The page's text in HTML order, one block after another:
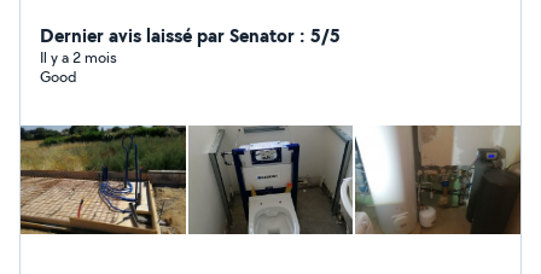
Dernier avis laissé par Senator : 5/5
Il y a 2 mois
Good